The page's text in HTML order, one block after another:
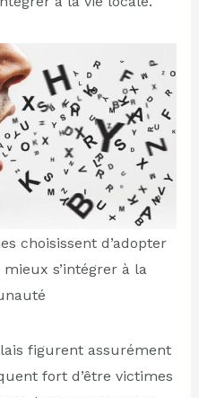
choisissent d’adopter
s’intégrer à la
figurent assurément
fort d’être victimes